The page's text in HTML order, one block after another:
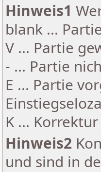
Hinweis1
blank ...
V ... Partie
- ... Partie
E ... Partie
K ...
Hinweis2
und sind in